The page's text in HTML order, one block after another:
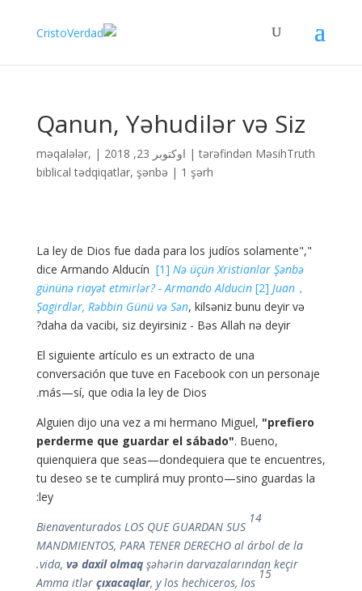
Qanun, Yəhudilər və Siz
tərəfindən MəsihTruth
| اوکتوبر 23, 2018 |
məqalələr,
biblical tədqiqatlar, şənbə | 1 şərh
"La ley de Dios fue dada para los judíos solamente",
dice Armando Alducín [1] Nə üçün Xristianlar Şənbə
gününə riayət etmirlər? - Armando Alducin [2] Juan，
Şagirdlər, Rəbbin Günü və Sən, kilsəniz bunu deyir və
daha da vacibi, siz deyirsiniz - Bəs Allah nə deyir?
El siguiente artículo es un extracto de una
conversación que tuve en Facebook con un personaje
más—sí, que odia la ley de Dios.
Alguien dijo una vez a mi hermano Miguel, "prefiero
perderme que guardar el sábado". Bueno,
quienquiera que seas—dondequiera que te encuentres,
tu deseo se te cumplirá muy pronto—sino guardas la
ley:
14
Bienaventurados LOS QUE GUARDAN SUS
MANDMIENTOS, PARA TENER DERECHO al árbol de la
vida, və daxil olmaqşəhərin darvazalarından keçir.
15
Amma itlər çıxacaqlar, y los hechiceros, los